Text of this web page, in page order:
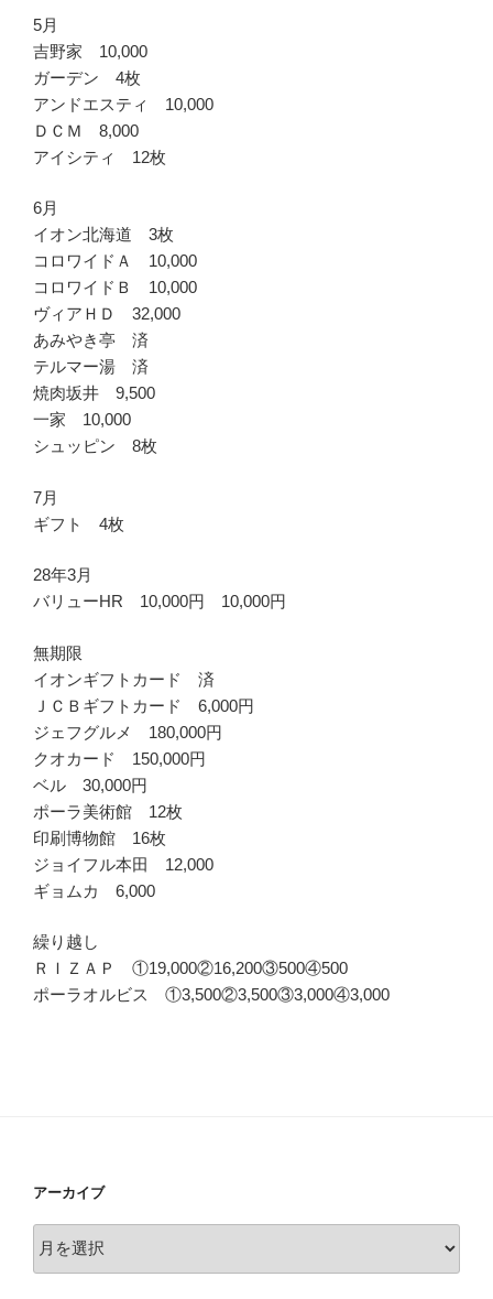
5月
吉野家 10,000
ガーデン 4枚
アンドエスティ 10,000
ＤＣＭ 8,000
アイシティ 12枚
6月
イオン北海道 3枚
コロワイドＡ 10,000
コロワイドＢ 10,000
ヴィアＨＤ 32,000
あみやき亭 済
テルマー湯 済
焼肉坂井 9,500
一家 10,000
シュッピン 8枚
7月
ギフト 4枚
28年3月
バリューHR 10,000円 10,000円
無期限
イオンギフトカード 済
ＪＣＢギフトカード 6,000円
ジェフグルメ 180,000円
クオカード 150,000円
ベル 30,000円
ポーラ美術館 12枚
印刷博物館 16枚
ジョイフル本田 12,000
ギョムカ 6,000
繰り越し
ＲＩＺＡＰ ①19,000②16,200③500④500
ポーラオルビス ①3,500②3,500③3,000④3,000
アーカイブ
ー